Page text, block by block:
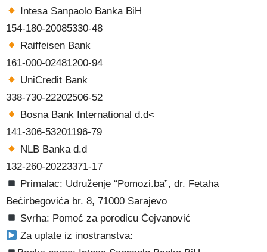
Intesa Sanpaolo Banka BiH
154-180-20085330-48
Raiffeisen Bank
161-000-02481200-94
UniCredit Bank
338-730-22202506-52
Bosna Bank International d.d<
141-306-53201196-79
NLB Banka d.d
132-260-20223371-17
Primalac: Udruženje “Pomozi.ba”, dr. Fetaha
Bećirbegovića br. 8, 71000 Sarajevo
Svrha: Pomoć za porodicu Ćejvanović
Za uplate iz inostranstva: